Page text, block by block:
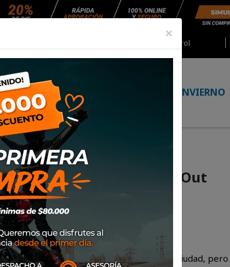
Red Castrol
MANTENCIÓN INVIERNO
Botin Xpd Moto Way H2Out
Marca XPD
SKUS127512
$199.000
MOTO WAY H2OUT® Perfecto para la ciudad,
×